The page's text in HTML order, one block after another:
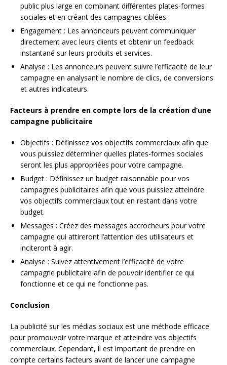
public plus large en combinant différentes plates-formes
sociales et en créant des campagnes ciblées.
Engagement : Les annonceurs peuvent communiquer
directement avec leurs clients et obtenir un feedback
instantané sur leurs produits et services.
Analyse : Les annonceurs peuvent suivre l’efficacité de leur
campagne en analysant le nombre de clics, de conversions
et autres indicateurs.
Facteurs à prendre en compte lors de la création d’une
campagne publicitaire
Objectifs : Définissez vos objectifs commerciaux afin que
vous puissiez déterminer quelles plates-formes sociales
seront les plus appropriées pour votre campagne.
Budget : Définissez un budget raisonnable pour vos
campagnes publicitaires afin que vous puissiez atteindre
vos objectifs commerciaux tout en restant dans votre
budget.
Messages : Créez des messages accrocheurs pour votre
campagne qui attireront l’attention des utilisateurs et
inciteront à agir.
Analyse : Suivez attentivement l’efficacité de votre
campagne publicitaire afin de pouvoir identifier ce qui
fonctionne et ce qui ne fonctionne pas.
Conclusion
La publicité sur les médias sociaux est une méthode efficace
pour promouvoir votre marque et atteindre vos objectifs
commerciaux. Cependant, il est important de prendre en
compte certains facteurs avant de lancer une campagne